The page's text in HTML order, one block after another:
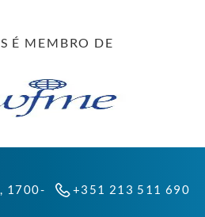
É MEMBRO DE
1700-
+351 213 511 690